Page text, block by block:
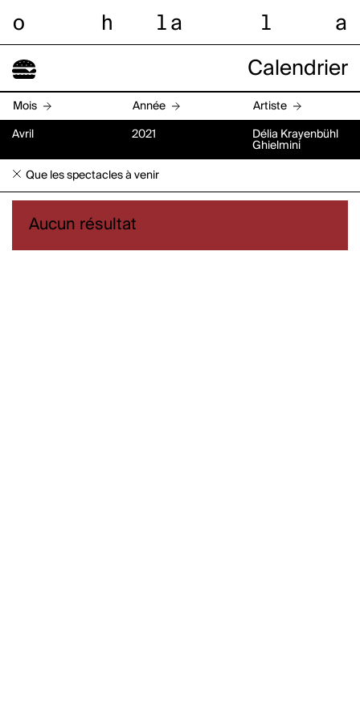
o h l a l a
Calendrier
Mois Année Artiste
Avril 2021
Délia Krayenbühl
Ghielmini
Que les spectacles à venir
Aucun résultat